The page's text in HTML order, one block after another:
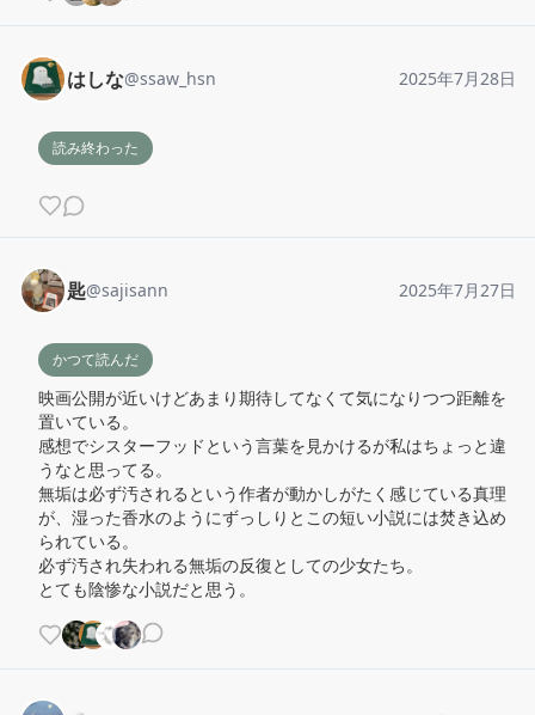
はしな@ssaw_hsn 2025年7月28日
読み終わった
匙@sajisann 2025年7月27日
かつて読んだ
映画公開が近いけどあまり期待してなくて気になりつつ距離を
置いている。
感想でシスターフッドという言葉を見かけるが私はちょっと違
うなと思ってる。
無垢は必ず汚されるという作者が動かしがたく感じている真理
が、湿った香水のようにずっしりとこの短い小説には焚き込め
られている。
必ず汚され失われる無垢の反復としての少女たち。
とても陰惨な小説だと思う。